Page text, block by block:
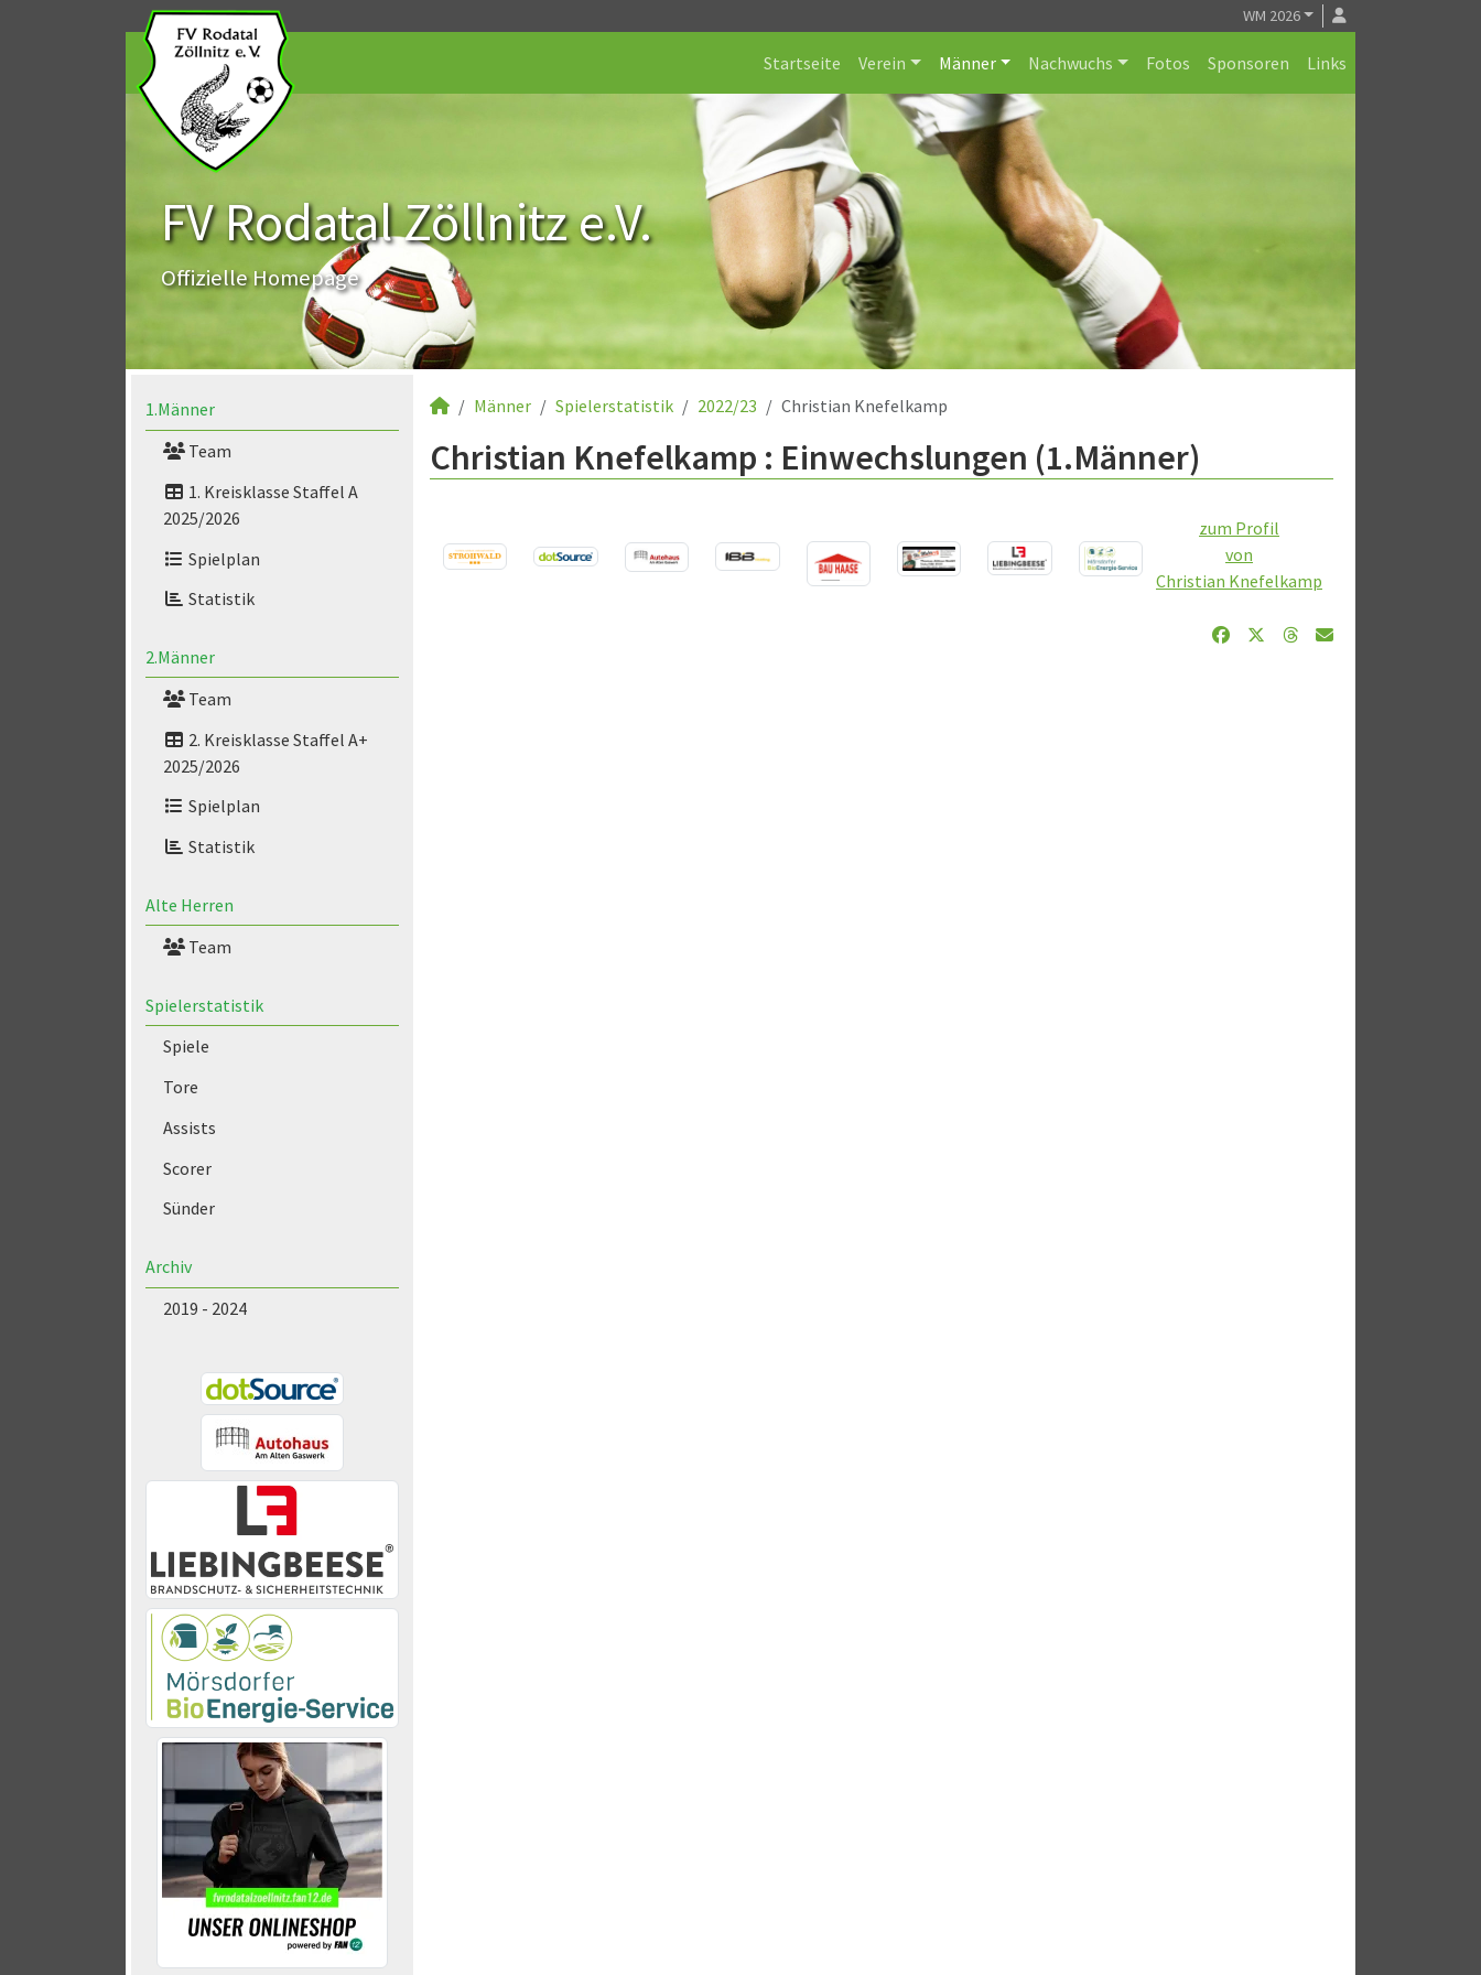
WM 2026
Startseite Verein Männer Nachwuchs Fotos Sponsoren Links
FV Rodatal Zöllnitz e.V.
Offizielle Homepage
1.Männer
Team
1. Kreisklasse Staffel A
2025/2026
Spielplan
Statistik
2.Männer
Team
2. Kreisklasse Staffel A+
2025/2026
Spielplan
Statistik
Alte Herren
Team
Spielerstatistik
Spiele
Tore
Assists
Scorer
Sünder
Archiv
2019 - 2024
Männer Spielerstatistik 2022/23 Christian Knefelkamp
Christian Knefelkamp : Einwechslungen (1.Männer)
zum Profil
von
Christian Knefelkamp